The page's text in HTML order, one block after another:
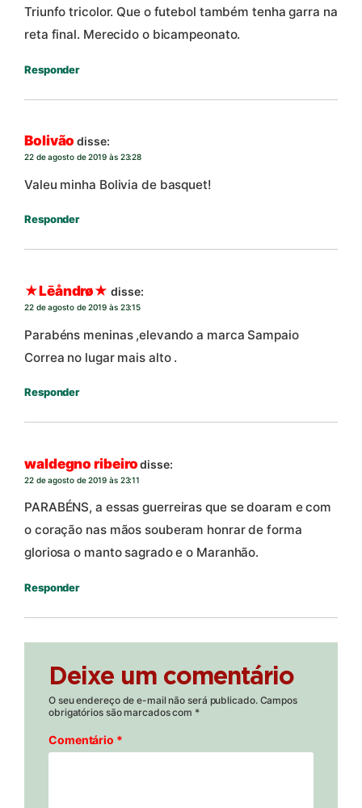
Triunfo tricolor. Que o futebol também tenha garra na
reta final. Merecido o bicampeonato.
Responder
Bolivão disse:
22 de agosto de 2019 às 23:28
Valeu minha Bolivia de basquet!
Responder
★Lēåndrø★ disse:
22 de agosto de 2019 às 23:15
Parabéns meninas ,elevando a marca Sampaio
Correa no lugar mais alto .
Responder
waldegno ribeirodisse:
22 de agosto de 2019 às 23:11
PARABÉNS, a essas guerreiras que se doaram e com
o coração nas mãos souberam honrar de forma
gloriosa o manto sagrado e o Maranhão.
Responder
Deixe um comentário
O seu endereço de e-mail não será publicado. Campos
obrigatórios são marcados com *
Comentário *